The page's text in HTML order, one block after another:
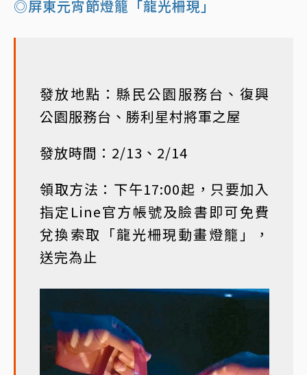
◎屏東元宵節燈籠「龍光柵現」
發放地點：縣民公園服務台、復興
公園服務台、勝利星村將軍之屋
發放時間：2/13、2/14
領取方法：下午17:00起，只要加入
指定Line官方帳號及臉書即可免費
兌換索取「龍光柵現動畫燈籠」，
送完為止